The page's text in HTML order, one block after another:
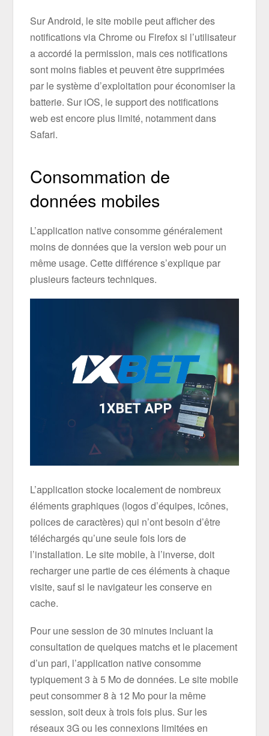
Sur Android, le site mobile peut afficher des
notifications via Chrome ou Firefox si l’utilisateur
a accordé la permission, mais ces notifications
sont moins fiables et peuvent être supprimées
par le système d’exploitation pour économiser la
batterie. Sur iOS, le support des notifications
web est encore plus limité, notamment dans
Safari.
Consommation de
données mobiles
L’application native consomme généralement
moins de données que la version web pour un
même usage. Cette différence s’explique par
plusieurs facteurs techniques.
L’application stocke localement de nombreux
éléments graphiques (logos d’équipes, icônes,
polices de caractères) qui n’ont besoin d’être
téléchargés qu’une seule fois lors de
l’installation. Le site mobile, à l’inverse, doit
recharger une partie de ces éléments à chaque
visite, sauf si le navigateur les conserve en
cache.
Pour une session de 30 minutes incluant la
consultation de quelques matchs et le placement
d’un pari, l’application native consomme
typiquement 3 à 5 Mo de données. Le site mobile
peut consommer 8 à 12 Mo pour la même
session, soit deux à trois fois plus. Sur les
réseaux 3G ou les connexions limitées en